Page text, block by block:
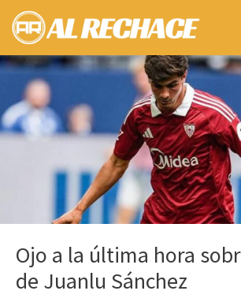
Saltar
contenido
Ojo a la última hora
de Juanlu Sánchez